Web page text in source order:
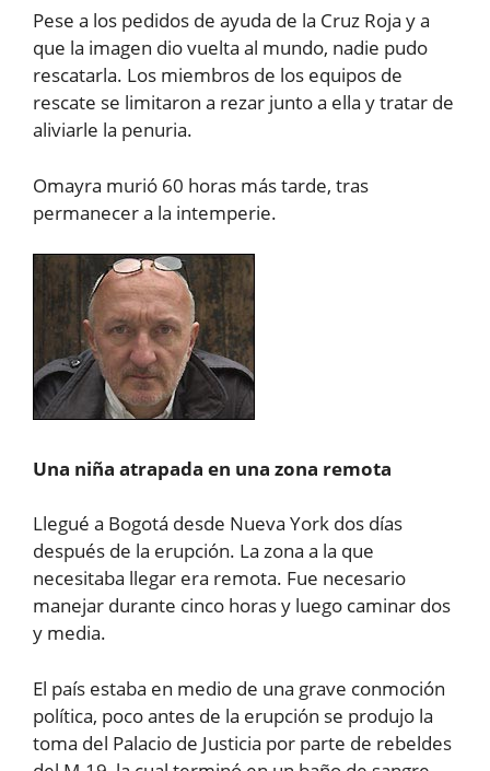
Pese a los pedidos de ayuda de la Cruz Roja y a
que la imagen dio vuelta al mundo, nadie pudo
rescatarla. Los miembros de los equipos de
rescate se limitaron a rezar junto a ella y tratar de
aliviarle la penuria.
Omayra murió 60 horas más tarde, tras
permanecer a la intemperie.
Una niña atrapada en una zona remota
Llegué a Bogotá desde Nueva York dos días
después de la erupción. La zona a la que
necesitaba llegar era remota. Fue necesario
manejar durante cinco horas y luego caminar dos
y media.
El país estaba en medio de una grave conmoción
política, poco antes de la erupción se produjo la
toma del Palacio de Justicia por parte de rebeldes